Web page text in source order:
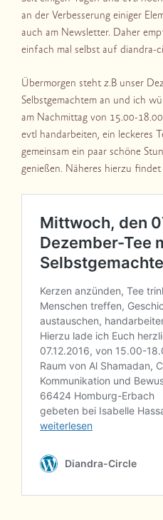
an der Verbesserung einiger
auch am Newsletter. Daher
einfach mal selbst auf diandra-
Übermorgen steht z.B unser
Selbstgemachtem an und ich
am Nachmittag von 15.00-
evtl handarbeiten, ein leckeres
gemeinsam ein paar schöne
genießen. Näheres hierzu